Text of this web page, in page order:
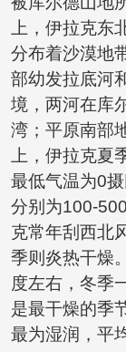
上，伊拉克东
分布着沙漠地
部幼发拉底河
境，两河在库
湾；平原南部
上，伊拉克
最低气温为0
分别为100-
克常年刮西北
季则炎热干燥
度左右，冬季
是最干燥的季
最为湿润，平